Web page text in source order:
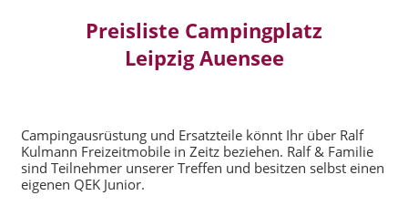
Preisliste Campingplatz
Leipzig Auensee
Campingausrüstung und Ersatzteile könnt Ihr über Ralf
Kulmann Freizeitmobile in Zeitz beziehen. Ralf & Familie
sind Teilnehmer unserer Treffen und besitzen selbst einen
eigenen QEK Junior.